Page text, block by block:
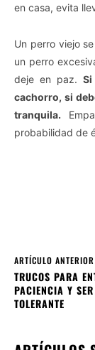
en casa, evita
Un perro viejo
un perro
deje en paz.
cachorro, si
tranquila.
probabilidad de
ARTÍCULO ANTERIOR
TRUCOS PARA
PACIENCIA Y
TOLERANTE